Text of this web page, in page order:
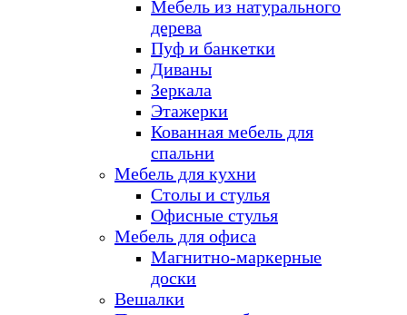
Мебель из натурального
дерева
Пуф и банкетки
Диваны
Зеркала
Этажерки
Кованная мебель для
спальни
Мебель для кухни
Столы и стулья
Офисные стулья
Мебель для офиса
Магнитно-маркерные
доски
Вешалки